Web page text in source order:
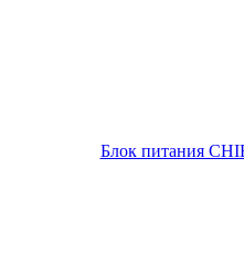
Блок питания